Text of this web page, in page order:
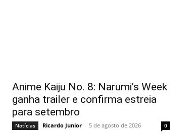
Anime Kaiju No. 8: Narumi’s Week
ganha trailer e confirma estreia
para setembro
Notícias Ricardo Junior - 5 de agosto de 2026 0